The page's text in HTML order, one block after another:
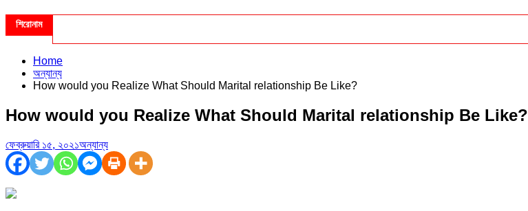
শিরোনাম
Home
অন্যান্য
How would you Realize What Should Marital relationship Be Like?
How would you Realize What Should Marital relationship Be Like?
ফেব্রুয়ারি ১৫, ২০২১অন্যান্য